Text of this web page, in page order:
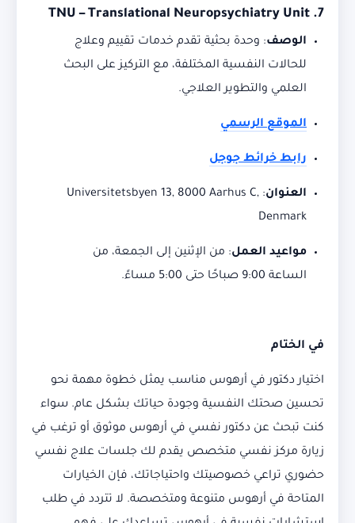
7.
TNU – Translational Neuropsychiatry Unit
الوصف: وحدة بحثية تقدم خدمات تقييم وعلاج
للحالات النفسية المختلفة، مع التركيز على البحث
العلمي والتطوير العلاجي.
الموقع الرسمي
رابط خرائط جوجل
العنوان:
Universitetsbyen 13, 8000 Aarhus C,
Denmark
مواعيد العمل: من الإثنين إلى الجمعة، من
الساعة 9:00 صباحًا حتى 5:00 مساءً.
في الختام
اختيار دكتور في أرهوس مناسب يمثل خطوة مهمة نحو
تحسين صحتك النفسية وجودة حياتك بشكل عام. سواء
كنت تبحث عن دكتور نفسي في أرهوس موثوق أو ترغب في
زيارة مركز نفسي متخصص يقدم لك جلسات علاج نفسي
حضوري تراعي خصوصيتك واحتياجاتك، فإن الخيارات
المتاحة في أرهوس متنوعة ومتخصصة. لا تتردد في طلب